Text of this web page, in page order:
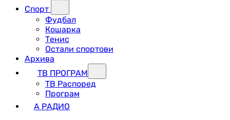
Спорт
Фудбал
Кошарка
Тенис
Остали спортови
Архива
ТВ ПРОГРАМ
ТВ Распоред
Програм
А РАДИО